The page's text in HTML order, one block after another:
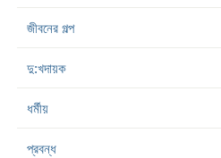
জীবনের গল্প
দু:খদায়ক
ধর্মীয়
প্রবন্ধ